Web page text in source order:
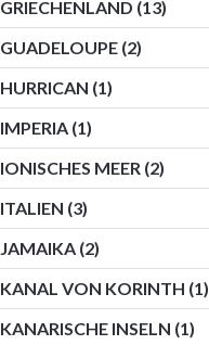
GRIECHENLAND (13)
GUADELOUPE (2)
HURRICAN (1)
IMPERIA (1)
IONISCHES MEER (2)
ITALIEN (3)
JAMAIKA (2)
KANAL VON KORINTH (1)
KANARISCHE INSELN (1)